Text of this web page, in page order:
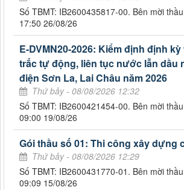
Số TBMT: IB2600435817-00. Bên mời
17:50 26/08/26
E-DVMN20-2026: Kiểm định định
trắc tự động, liên tục nước lẫn dầu
điện Sơn La, Lai Châu năm 2026
Thứ bảy - 08/08/2026 12:32
Số TBMT: IB2600421454-00. Bên mời
09:00 19/08/26
Gói thầu số 01: Thi công xây dựng
Thứ bảy - 08/08/2026 12:29
Số TBMT: IB2600431770-01. Bên mời
09:09 15/08/26